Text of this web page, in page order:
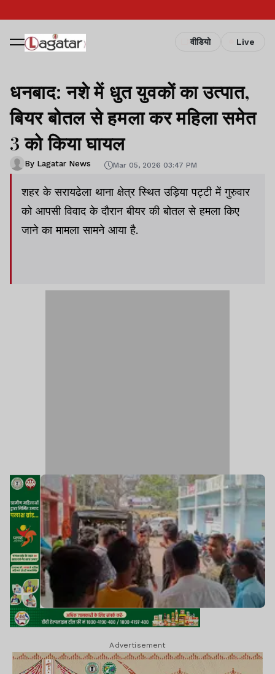
वीडियो Live
धनबाद: नशे में धुत युवकों का उत्पात,
बियर बोतल से हमला कर महिला समेत
3 को किया घायल
By Lagatar News Mar 05, 2026 03:47 PM
शहर के सरायढेला थाना क्षेत्र स्थित उड़िया पट्टी में गुरुवार
को आपसी विवाद के दौरान बीयर की बोतल से हमला किए
जाने का मामला सामने आया है.
Advertisement